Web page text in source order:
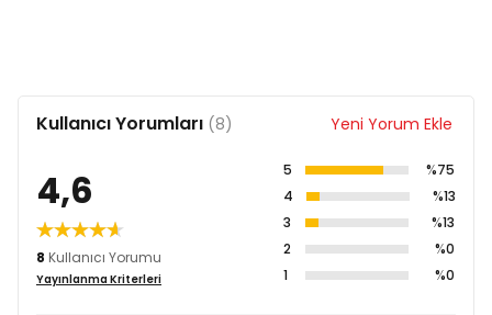
Kullanıcı Yorumları (8) Yeni Yorum Ekle
4,6
8 Kullanıcı Yorumu
Yayınlanma Kriterleri
5
%75
4
%13
3
%13
2
%0
1
%0